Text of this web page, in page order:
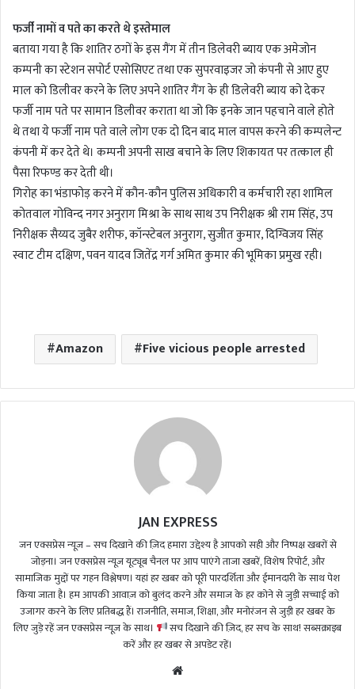
फर्जी नामों व पते का करते थे इस्तेमाल
बताया गया है कि शातिर ठगों के इस गैंग में तीन डिलेवरी ब्याय एक अमेजोन
कम्पनी का स्टेशन सपोर्ट एसोसिएट तथा एक सुपरवाइजर जो कंपनी से आए हुए
माल को डिलीवर करने के लिए अपने शातिर गैंग के ही डिलेवरी ब्याय को देकर
फर्जी नाम पते पर सामान डिलीवर कराता था जो कि इनके जान पहचाने वाले होते
थे तथा ये फर्जी नाम पते वाले लोग एक दो दिन बाद माल वापस करने की कम्पलेन्ट
कंपनी में कर देते थे। कम्पनी अपनी साख बचाने के लिए शिकायत पर तत्काल ही
पैसा रिफण्ड कर देती थी।
गिरोह का भंडाफोड़ करने में कौन-कौन पुलिस अधिकारी व कर्मचारी रहा शामिल
कोतवाल गोविन्द नगर अनुराग मिश्रा के साथ साथ उप निरीक्षक श्री राम सिंह, उप
निरीक्षक सैय्यद जुबैर शरीफ, कॉन्स्टेबल अनुराग, सुजीत कुमार, दिग्विजय सिंह
स्वाट टीम दक्षिण, पवन यादव जितेंद्र गर्ग अमित कुमार की भूमिका प्रमुख रही।
Amazon Five vicious people arrested
JAN EXPRESS
जन एक्सप्रेस न्यूज़ – सच दिखाने की ज़िद हमारा उद्देश्य है आपको सही और निष्पक्ष खबरों से
जोड़ना। जन एक्सप्रेस न्यूज़ यूट्यूब चैनल पर आप पाएंगे ताजा खबरें, विशेष रिपोर्ट, और
सामाजिक मुद्दों पर गहन विश्लेषण। यहां हर खबर को पूरी पारदर्शिता और ईमानदारी के साथ पेश
किया जाता है। हम आपकी आवाज़ को बुलंद करने और समाज के हर कोने से जुड़ी सच्चाई को
उजागर करने के लिए प्रतिबद्ध हैं। राजनीति, समाज, शिक्षा, और मनोरंजन से जुड़ी हर खबर के
लिए जुड़े रहें जन एक्सप्रेस न्यूज़ के साथ।
सच दिखाने की ज़िद, हर सच के साथ! सब्सक्राइब
करें और हर खबर से अपडेट रहें।